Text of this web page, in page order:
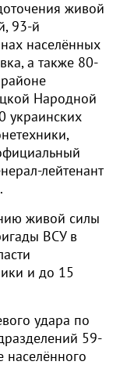
живой
93-й
населённых
а также 80-
Народной
украинских
лейтенант
живой силы
ВСУ в
и до 15
удара по
59-
населённого